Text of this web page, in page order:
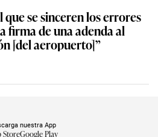
que se sinceren los errores
firma de una adenda al
[del aeropuerto]”
nuestra App
StoreGoogle Play